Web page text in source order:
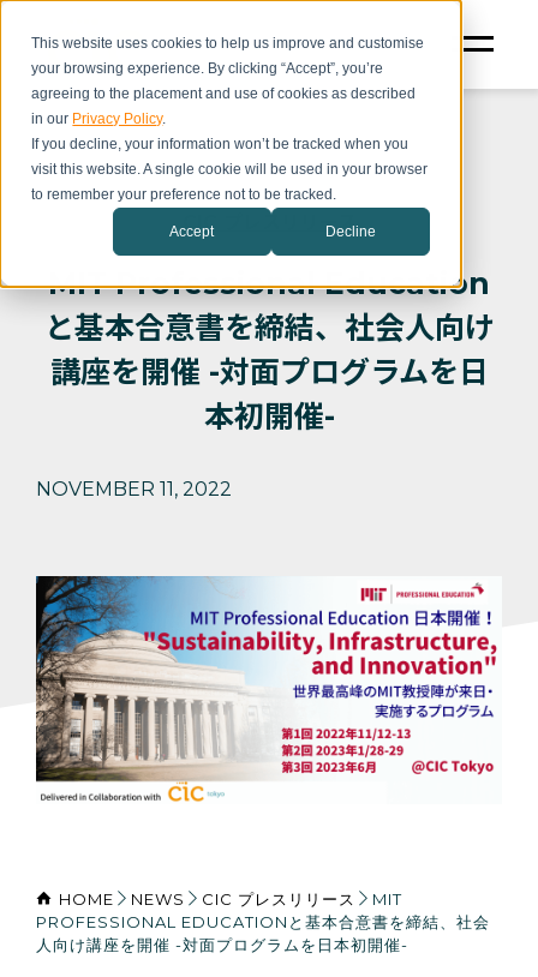
This website uses cookies to help us improve and customise
your browsing experience. By clicking “Accept”, you’re
agreeing to the placement and use of cookies as described
in our Privacy Policy.
If you decline, your information won’t be tracked when you
visit this website. A single cookie will be used in your browser
to remember your preference not to be tracked.
Accept Decline
CIC プレスリリース
MIT Professional Education
と基本合意書を締結、社会人向け
講座を開催 -対面プログラムを日
本初開催-
NOVEMBER 11, 2022
HOME NEWS CIC プレスリリース
MIT
PROFESSIONAL EDUCATIONと基本合意書を締結、社会
人向け講座を開催 -対面プログラムを日本初開催-